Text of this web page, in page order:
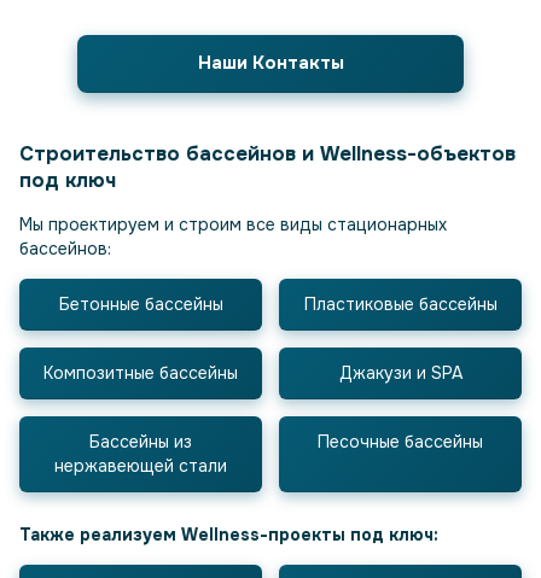
Наши Контакты
Строительство бассейнов и Wellness-объектов
под ключ
Мы проектируем и строим все виды стационарных
бассейнов:
Бетонные бассейны Пластиковые бассейны
Композитные бассейны Джакузи и SPA
Бассейны из
нержавеющей стали
Песочные бассейны
Также реализуем Wellness-проекты под ключ: